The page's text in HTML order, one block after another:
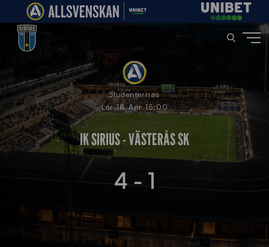
Studenternas
Lör 18 Apr 15:00
IK SIRIUS - VÄSTERÅS SK
4 - 1